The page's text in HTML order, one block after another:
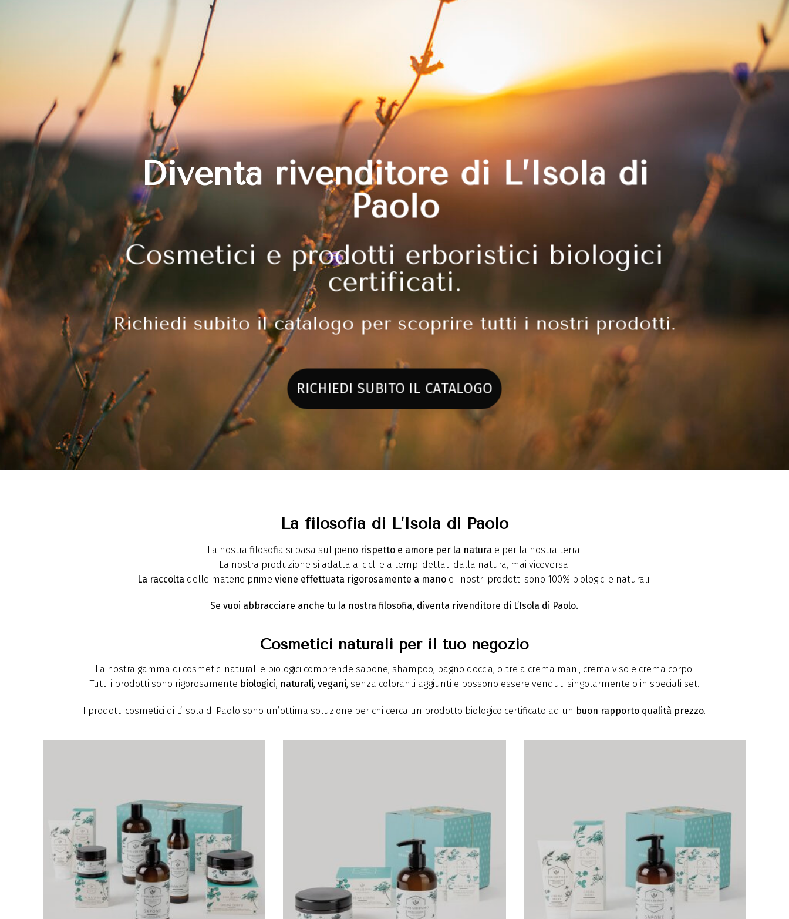
Diventa rivenditore di L’Isola di
Paolo
Cosmetici e prodotti erboristici biologici
certificati.
Richiedi subito il catalogo per scoprire tutti i nostri prodotti.
RICHIEDI SUBITO IL CATALOGO
La filosofia di L’Isola di Paolo
La nostra filosofia si basa sul pieno rispetto e amore per la natura e per la nostra terra.
La nostra produzione si adatta ai cicli e a tempi dettati dalla natura, mai viceversa.
La raccolta delle materie primeviene effettuata rigorosamente a mano e i nostri prodotti sono 100% biologici e naturali.
Se vuoi abbracciare anche tu la nostra filosofia, diventa rivenditore di L’Isola di Paolo.
Cosmetici naturali per il tuo negozio
La nostra gamma di cosmetici naturali e biologici comprende sapone, shampoo, bagno doccia, oltre a crema mani, crema viso e crema corpo.
Tutti i prodotti sono rigorosamente biologici, naturali, vegani, senza coloranti aggiunti e possono essere venduti singolarmente o in speciali set.
I prodotti cosmetici di L’Isola di Paolo sono un’ottima soluzione per chi cerca un prodotto biologico certificato ad un buon rapporto qualità prezzo.